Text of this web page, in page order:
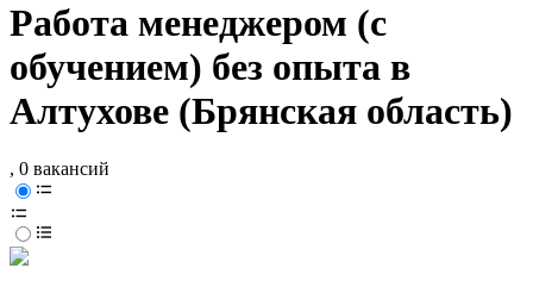
Работа менеджером (с
обучением) без опыта в
Алтухове (Брянская область)
, 0 вакансий